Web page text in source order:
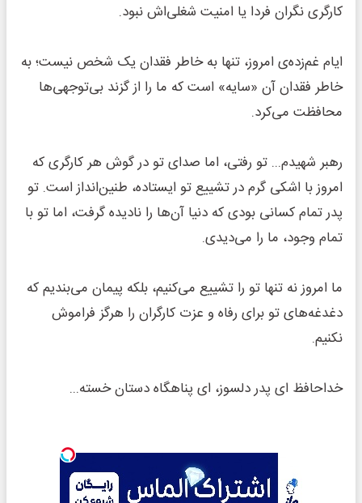
کارگری نگران فردا یا امنیت شغلی‌اش نبود.
ایام غم‌زده‌ی امروز، تنها به خاطر فقدان یک شخص نیست؛ به
خاطر فقدان آن «سایه» است که ما را از گزند بی‌توجهی‌ها
محافظت می‌کرد.
رهبر شهیدم... تو رفتی، اما صدای تو در گوش هر کارگری که
امروز با اشکی گرم در تشییع تو ایستاده، طنین‌انداز است. تو
پدر تمام کسانی بودی که دنیا آن‌ها را نادیده گرفت، اما تو با
تمام وجود، ما را می‌دیدی.
ما امروز نه تنها تو را تشییع می‌کنیم، بلکه پیمان می‌بندیم که
دغدغه‌های تو برای رفاه و عزت کارگران را هرگز فراموش
نکنیم.
خداحافظ ای پدر دلسوز، ای پناهگاه دستان خسته...